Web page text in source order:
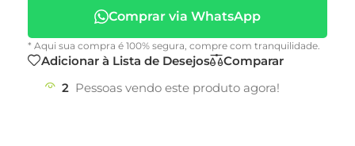
Comprar via WhatsApp
* Aqui sua compra é 100% segura, compre com tranquilidade.
Adicionar à Lista de Desejos
Comparar
2 Pessoas vendo este produto agora!